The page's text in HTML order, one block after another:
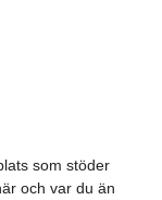
som stöder
och var du än